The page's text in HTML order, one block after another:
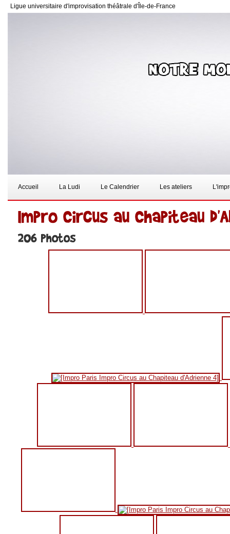
Ligue universitaire d'improvisation théâtrale d'Île-de-France
Accueil La Ludi Le Calendrier Les ateliers